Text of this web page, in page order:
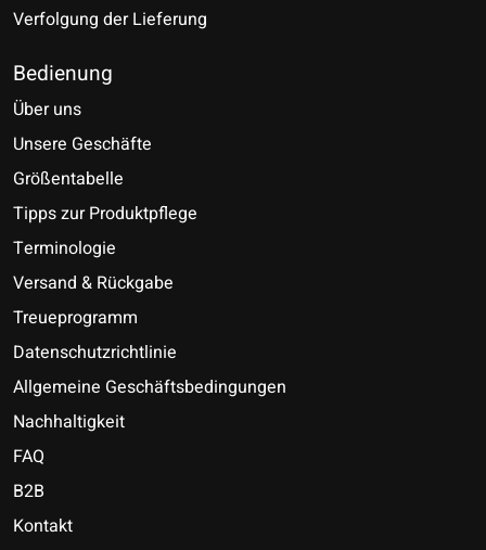
Verfolgung der Lieferung
Bedienung
Über uns
Unsere Geschäfte
Größentabelle
Tipps zur Produktpflege
Terminologie
Versand & Rückgabe
Treueprogramm
Datenschutzrichtlinie
Allgemeine Geschäftsbedingungen
Nachhaltigkeit
FAQ
B2B
Kontakt